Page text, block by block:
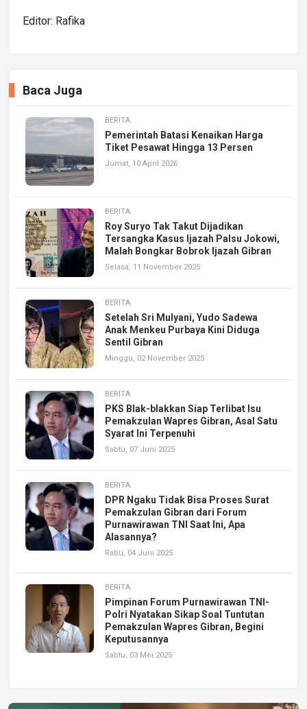
Editor: Rafika
Baca Juga
BERITA
Pemerintah Batasi Kenaikan Harga
Tiket Pesawat Hingga 13 Persen
Jumat, 10 April 2026
BERITA
Roy Suryo Tak Takut Dijadikan
Tersangka Kasus Ijazah Palsu Jokowi,
Malah Bongkar Bobrok Ijazah Gibran
Selasa, 11 November 2025
BERITA
Setelah Sri Mulyani, Yudo Sadewa
Anak Menkeu Purbaya Kini Diduga
Sentil Gibran
Minggu, 02 November 2025
BERITA
PKS Blak-blakkan Siap Terlibat Isu
Pemakzulan Wapres Gibran, Asal Satu
Syarat Ini Terpenuhi
Sabtu, 07 Juni 2025
BERITA
DPR Ngaku Tidak Bisa Proses Surat
Pemakzulan Gibran dari Forum
Purnawirawan TNI Saat Ini, Apa
Alasannya?
Rabu, 04 Juni 2025
BERITA
Pimpinan Forum Purnawirawan TNI-
Polri Nyatakan Sikap Soal Tuntutan
Pemakzulan Wapres Gibran, Begini
Keputusannya
Sabtu, 03 Mei 2025